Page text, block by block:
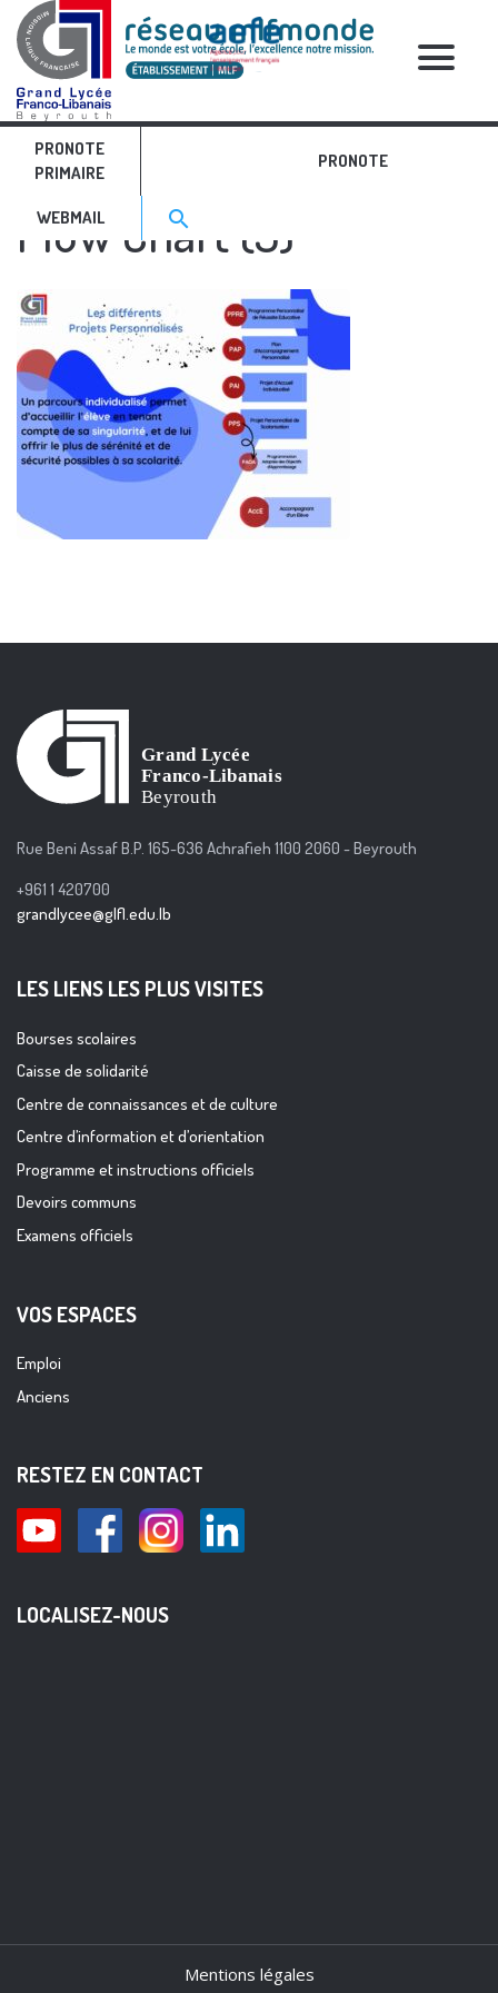
PRONOTE
PRIMAIRE
PRONOTE
WEBMAIL Search for:>
search
RELATIVE POSTS
Red and Purple Process
Flow Chart (3)
Rue Beni Assaf B.P. 165-636 Achrafieh 1100 2060 - Beyrouth
+961 1 420700
grandlycee@glfl.edu.lb
LES LIENS LES PLUS VISITES
Bourses scolaires
Caisse de solidarité
Centre de connaissances et de culture
Centre d’information et d’orientation
Programme et instructions officiels
Devoirs communs
Examens officiels
VOS ESPACES
Emploi
Anciens
RESTEZ EN CONTACT
LOCALISEZ-NOUS
Mentions légales